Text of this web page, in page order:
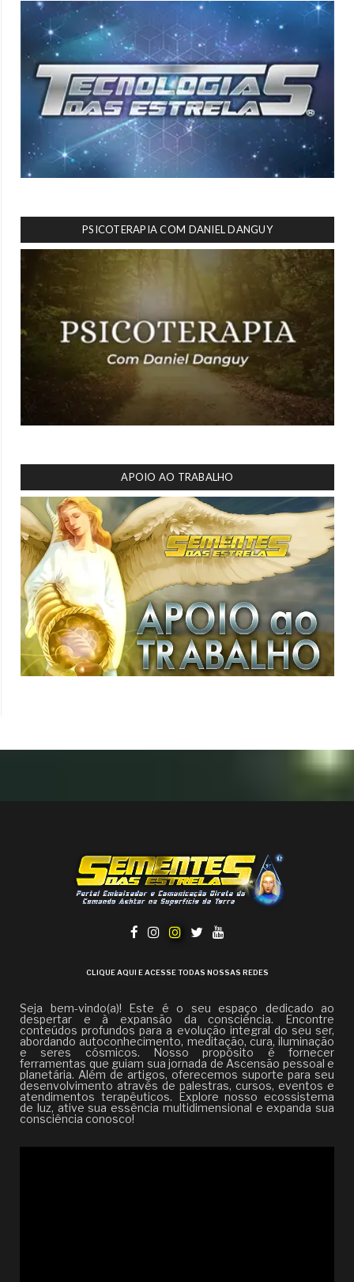
PSICOTERAPIA COM DANIEL DANGUY
APOIO AO TRABALHO
CLIQUE AQUI E ACESSE TODAS NOSSAS REDES
Seja bem-vindo(a)! Este é o seu espaço dedicado ao
despertar e à expansão da consciência. Encontre
conteúdos profundos para a evolução integral do seu ser,
abordando autoconhecimento, meditação, cura, iluminação
e seres cósmicos. Nosso propósito é fornecer
ferramentas que guiam sua jornada de Ascensão pessoal e
planetária. Além de artigos, oferecemos suporte para seu
desenvolvimento através de palestras, cursos, eventos e
atendimentos terapêuticos. Explore nosso ecossistema
de luz, ative sua essência multidimensional e expanda sua
consciência conosco!